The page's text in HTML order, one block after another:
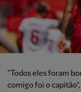
“Todos eles foram
comigo foi o